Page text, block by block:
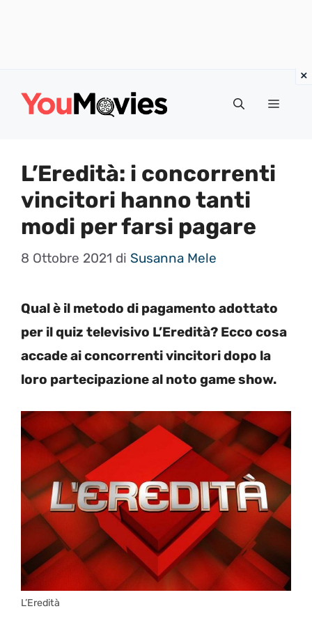
Menu
L’Eredità: i concorrenti
vincitori hanno tanti
modi per farsi pagare
8 Ottobre 2021 di Susanna Mele
Qual è il metodo di pagamento adottato
per il quiz televisivo L’Eredità? Ecco cosa
accade ai concorrenti vincitori dopo la
loro partecipazione al noto game show.
L’Eredità